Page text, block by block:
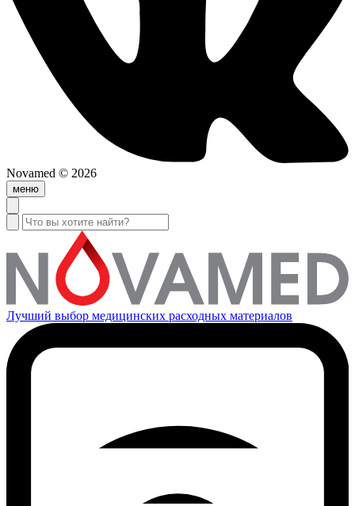
Novamed © 2026
меню
Лучший выбор медицинских расходных материалов